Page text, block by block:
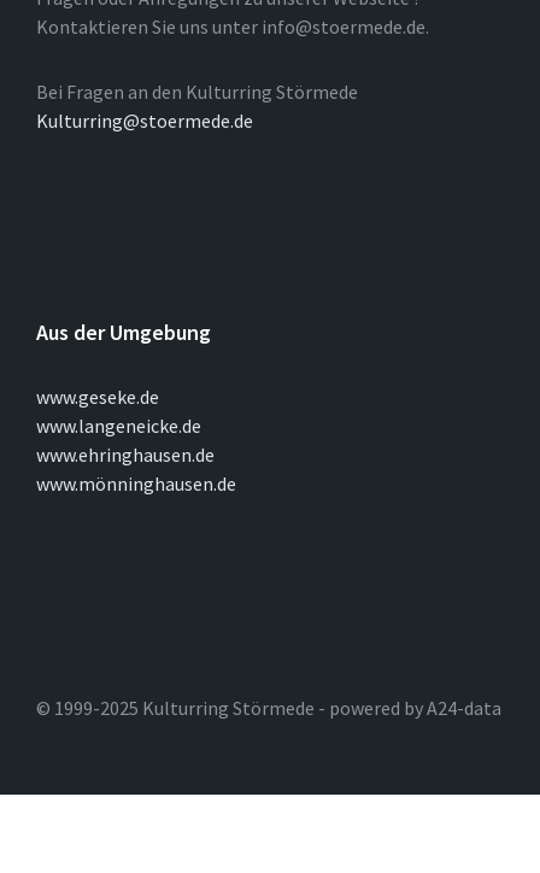
Kontaktieren Sie uns unter info@stoermede.de.
Bei Fragen an den Kulturring Störmede
Kulturring@stoermede.de
Aus der Umgebung
www.geseke.de
www.langeneicke.de
www.ehringhausen.de
www.mönninghausen.de
© 1999-2025 Kulturring Störmede - powered by A24-data